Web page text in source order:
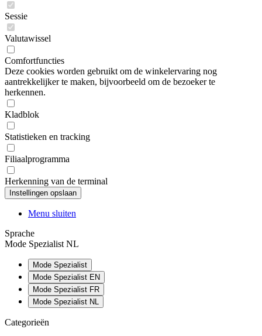
Sessie
Valutawissel
Comfortfuncties
Deze cookies worden gebruikt om de winkelervaring nog
aantrekkelijker te maken, bijvoorbeeld om de bezoeker te
herkennen.
Kladblok
Statistieken en tracking
Filiaalprogramma
Herkenning van de terminal
Menu sluiten
Sprache
Mode Spezialist NL
Mode Spezialist
Mode Spezialist EN
Mode Spezialist FR
Mode Spezialist NL
Categorieën